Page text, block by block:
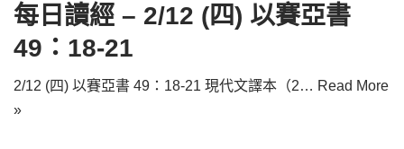
每日讀經 – 2/12 (四) 以賽亞書
49：18-21
2/12 (四) 以賽亞書 49：18-21 現代文譯本（2… Read More
»